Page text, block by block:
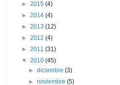
► 2015 (4)
► 2014 (4)
► 2013 (12)
► 2012 (4)
► 2011 (31)
▼ 2010 (45)
►diciembre(3)
►noviembre(5)